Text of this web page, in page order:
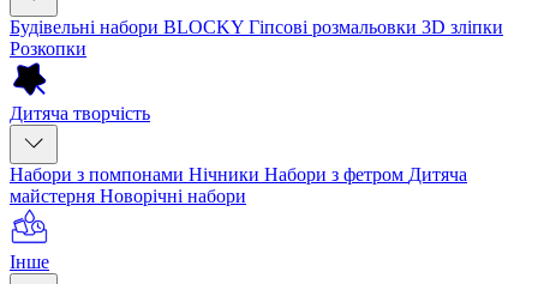
Будівельні набори BLOCKY Гіпсові розмальовки 3D зліпки
Розкопки
Дитяча творчість
Набори з помпонами Нічники Набори з фетром Дитяча
майстерня Новорічні набори
Інше